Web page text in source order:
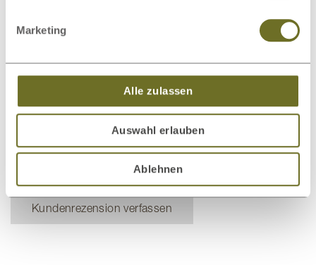
Marketing
Alle zulassen
Auswahl erlauben
Ablehnen
Dieses Produkt bewerten
Schreiben Sie Ihre Meinung zu diesem Artikel:
Kundenrezension verfassen